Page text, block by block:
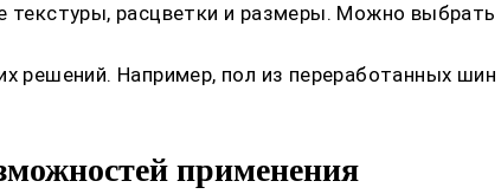
расцветки и размеры. Можно выбрать
решений. Например, пол из переработанных
применения